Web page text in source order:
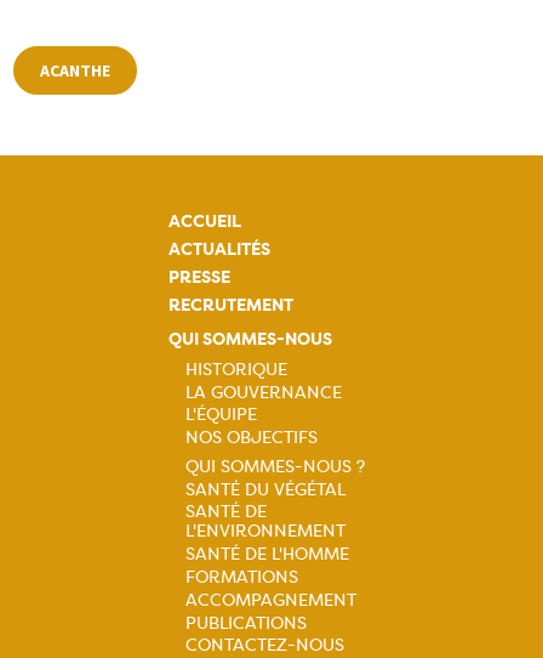
ACANTHE
ACCUEIL
ACTUALITÉS
PRESSE
RECRUTEMENT
QUI SOMMES-NOUS
Navigation
principale
HISTORIQUE
LA GOUVERNANCE
L'ÉQUIPE
NOS OBJECTIFS
Navigation
principale
QUI SOMMES-NOUS ?
SANTÉ DU VÉGÉTAL
SANTÉ DE
L'ENVIRONNEMENT
SANTÉ DE L'HOMME
FORMATIONS
ACCOMPAGNEMENT
PUBLICATIONS
CONTACTEZ-NOUS